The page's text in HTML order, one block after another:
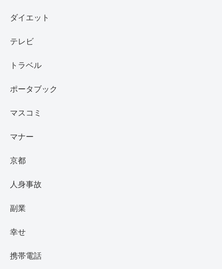
ダイエット
テレビ
トラベル
ポータブック
マスコミ
マナー
京都
人身事故
副業
幸せ
携帯電話